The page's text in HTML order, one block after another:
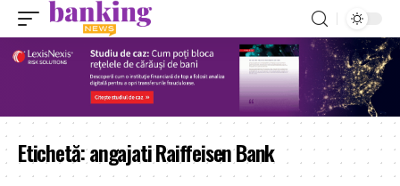
Etichetă:angajati Raiffeisen Bank